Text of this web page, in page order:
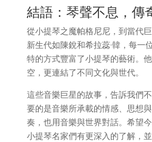
結語：琴聲不息，傳
從小提琴之魔帕格尼尼，到當代
新生代如陳銳和希拉蕊·韓，每一
特的方式豐富了小提琴的藝術。
空，更連結了不同文化與世代。
這些音樂巨星的故事，告訴我們
要的是音樂所承載的情感、思想
奏，也用音樂與世界對話。希望
小提琴名家們有更深入的了解，